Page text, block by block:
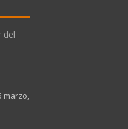
del
marzo,